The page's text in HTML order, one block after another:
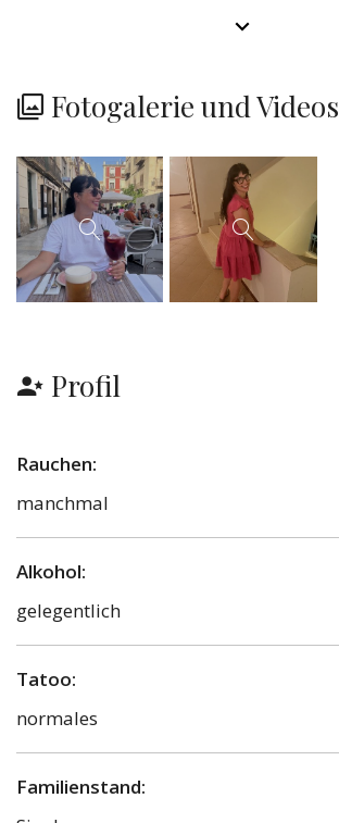
Fotogalerie und Videos
Profil
Rauchen:
manchmal
Alkohol:
gelegentlich
Tatoo:
normales
Familienstand: